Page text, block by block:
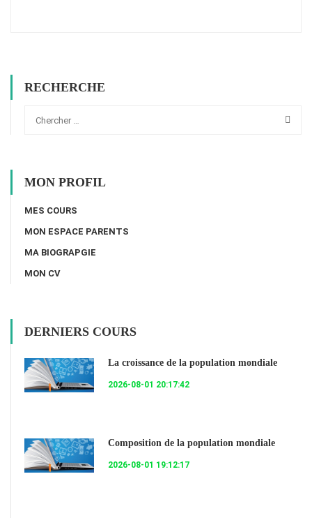
RECHERCHE
MON PROFIL
MES COURS
MON ESPACE PARENTS
MA BIOGRAPGIE
MON CV
DERNIERS COURS
La croissance de la population mondiale
2026-08-01 20:17:42
Composition de la population mondiale
2026-08-01 19:12:17